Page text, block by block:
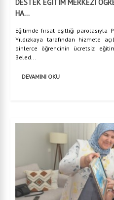
DESTEK EĞİTİM MERKEZİ
HA...
Eğitimde fırsat eşitliği parolasıyla
Yıldızkaya tarafından hizmete
binlerce öğrencinin ücretsiz
Beled...
DEVAMINI OKU